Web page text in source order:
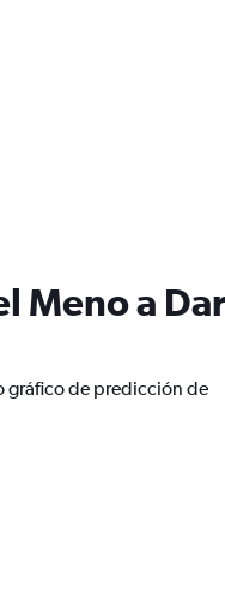
Meno a
gráfico de predicción de